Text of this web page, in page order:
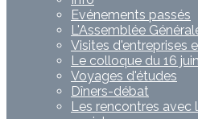
Evénements passés
L'Assemblée
Visites d'entreprises
Le colloque du 16
Voyages d'études
Dîners-débat
Les rencontres avec